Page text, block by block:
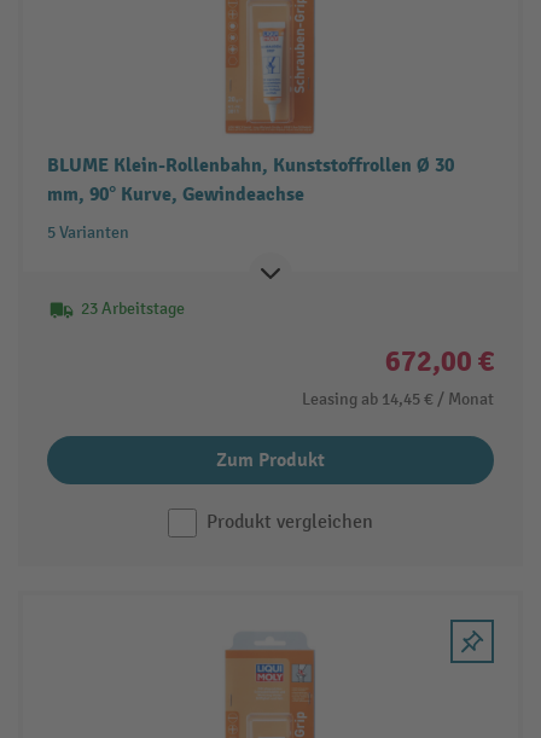
BLUME Klein-Rollenbahn, Kunststoffrollen Ø 30
mm, 90° Kurve, Gewindeachse
5 Varianten
23 Arbeitstage
672,00 €
Leasing ab 14,45 € / Monat
Zum Produkt
Produkt vergleichen